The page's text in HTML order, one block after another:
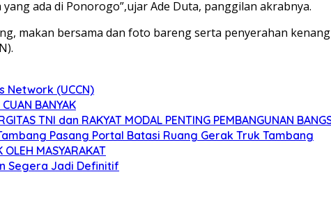
ada di Ponorogo”,ujar Ade Duta, panggilan akrabnya.
makan bersama dan foto bareng serta penyerahan
Network (UCCN)
BANYAK
TNI dan RAKYAT MODAL PENTING PEMBANGUNAN
Pasang Portal Batasi Ruang Gerak Truk Tambang
OLEH MASYARAKAT
Segera Jadi Definitif